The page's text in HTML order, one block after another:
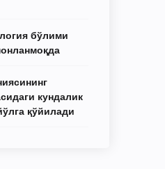
бўлими
кундалик
қўйилади